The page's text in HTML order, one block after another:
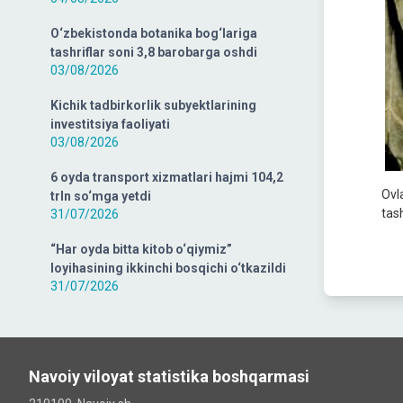
O‘zbekistonda botanika bog‘lariga
tashriflar soni 3,8 barobarga oshdi
03/08/2026
Kichik tadbirkorlik subyektlarining
investitsiya faoliyati
03/08/2026
6 oyda transport xizmatlari hajmi 104,2
trln so‘mga yetdi
31/07/2026
“Har oyda bitta kitob o‘qiymiz”
loyihasining ikkinchi bosqichi o‘tkazildi
31/07/2026
Navoiy viloyat statistika boshqarmasi